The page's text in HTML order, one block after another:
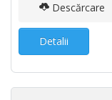
Descărcare
Detalii